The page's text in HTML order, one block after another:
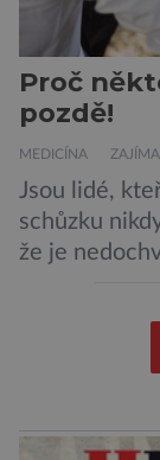
Proč
pozdě!
MEDICÍNA
Jsou lidé,
schůzku
že je
chodí
Jaké jsou